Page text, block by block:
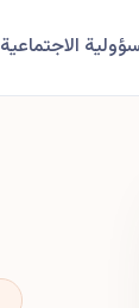
الاجتماعية